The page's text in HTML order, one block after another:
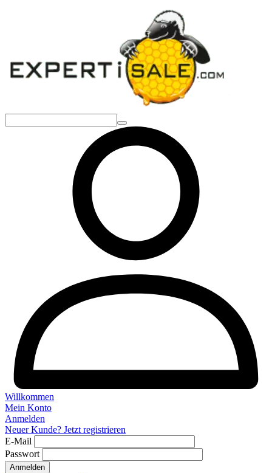
Willkommen
Mein Konto
Anmelden
Neuer Kunde? Jetzt registrieren
E-Mail
Passwort
Anmelden